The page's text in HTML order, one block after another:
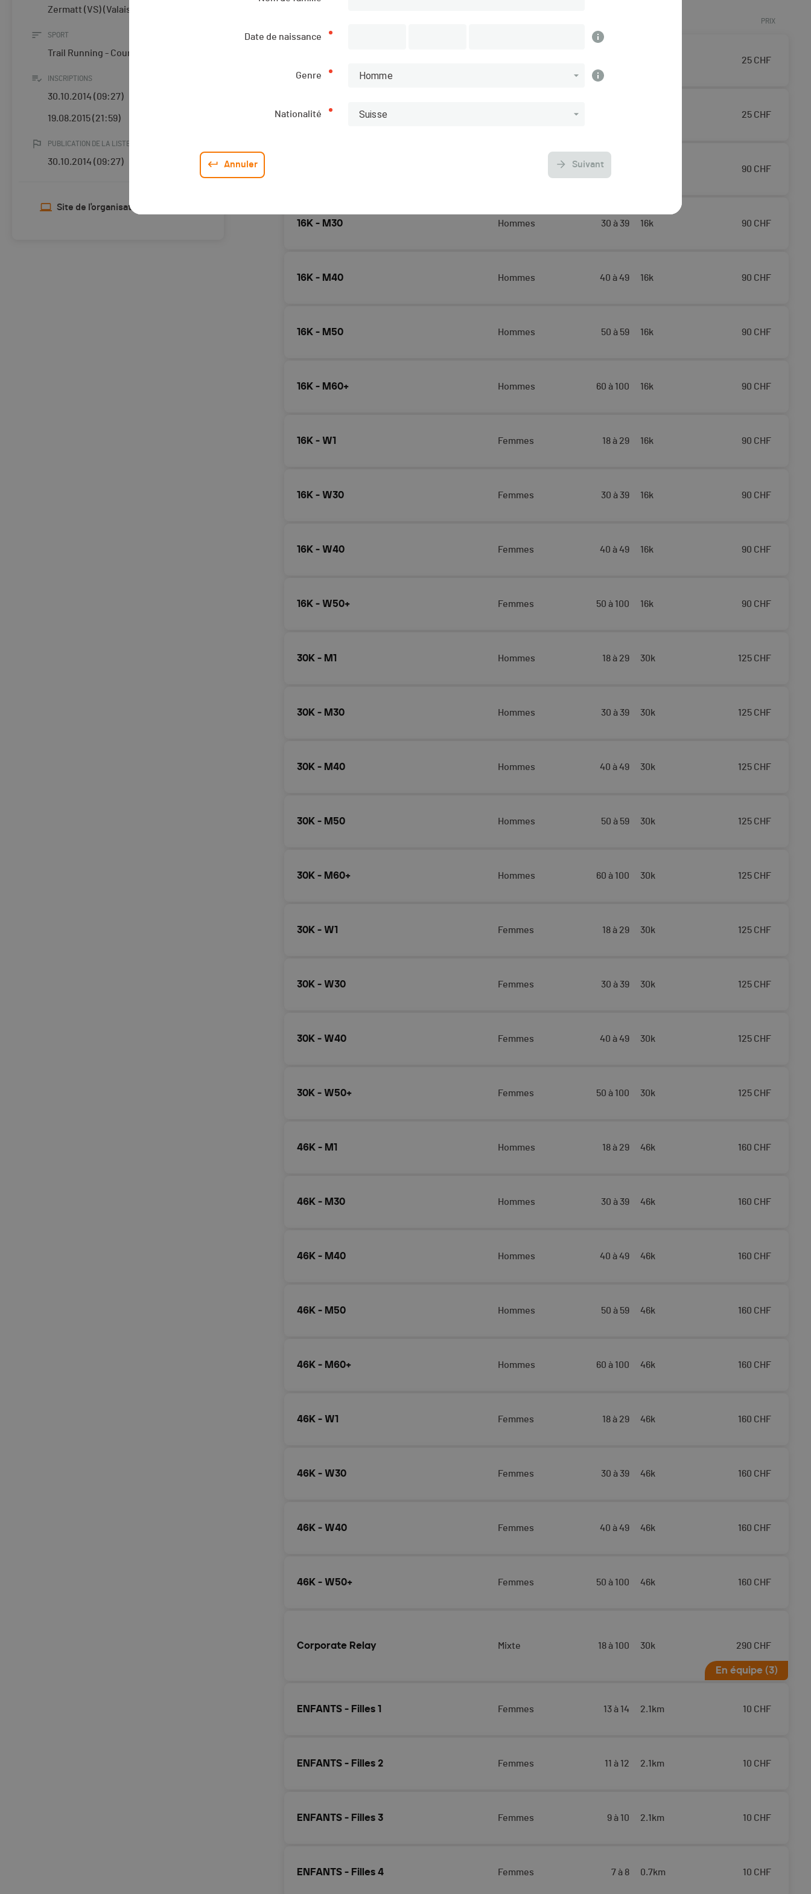
Date de naissance
Genre Homme
Nationalité Suisse
Annuler Suivant
Zermatt (VS) (Valais)
SPORT
Trail Running - Course à pied
INSCRIPTIONS
30.10.2014 (09:27)
19.08.2015 (21:59)
PUBLICATION DE LA LISTE DES ENGAGÉ·E·S
30.10.2014 (09:27)
Site de l'organisateur
PRIX
25 CHF
16K - Juniors Garçons 25 CHF
18 à 29 90 CHF
16K - M30 Hommes 30 à 39 16k 90 CHF
16K - M40 Hommes 40 à 49 16k 90 CHF
16K - M50 Hommes 50 à 59 16k 90 CHF
16K - M60+ Hommes 60 à 100 16k 90 CHF
16K - W1 Femmes 18 à 29 16k 90 CHF
16K - W30 Femmes 30 à 39 16k 90 CHF
16K - W40 Femmes 40 à 49 16k 90 CHF
16K - W50+ Femmes 50 à 100 16k 90 CHF
30K - M1 Hommes 18 à 29 30k 125 CHF
30K - M30 Hommes 30 à 39 30k 125 CHF
30K - M40 Hommes 40 à 49 30k 125 CHF
30K - M50 Hommes 50 à 59 30k 125 CHF
30K - M60+ Hommes 60 à 100 30k 125 CHF
30K - W1 Femmes 18 à 29 30k 125 CHF
30K - W30 Femmes 30 à 39 30k 125 CHF
30K - W40 Femmes 40 à 49 30k 125 CHF
30K - W50+ Femmes 50 à 100 30k 125 CHF
46K - M1 Hommes 18 à 29 46k 160 CHF
46K - M30 Hommes 30 à 39 46k 160 CHF
46K - M40 Hommes 40 à 49 46k 160 CHF
46K - M50 Hommes 50 à 59 46k 160 CHF
46K - M60+ Hommes 60 à 100 46k 160 CHF
46K - W1 Femmes 18 à 29 46k 160 CHF
46K - W30 Femmes 30 à 39 46k 160 CHF
46K - W40 Femmes 40 à 49 46k 160 CHF
46K - W50+ Femmes 50 à 100 46k 160 CHF
Corporate Relay Mixte 18 à 100 30k 290 CHF
En équipe (3)
ENFANTS - Filles 1 Femmes 13 à 14 2.1km 10 CHF
ENFANTS - Filles 2 Femmes 11 à 12 2.1km 10 CHF
ENFANTS - Filles 3 Femmes 9 à 10 2.1km 10 CHF
ENFANTS - Filles 4 Femmes 7 à 8 0.7km 10 CHF